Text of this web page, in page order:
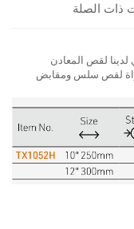
ذات الصلة
لقص المعادن
لقص سلس ومقابض